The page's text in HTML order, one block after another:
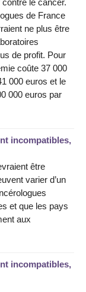
le cancer.
de France
ne plus être
de profit. Pour
coûte 37 000
000 euros et le
000 euros par
incompatibles,
être
varier d’un
et que les pays
aux
incompatibles,